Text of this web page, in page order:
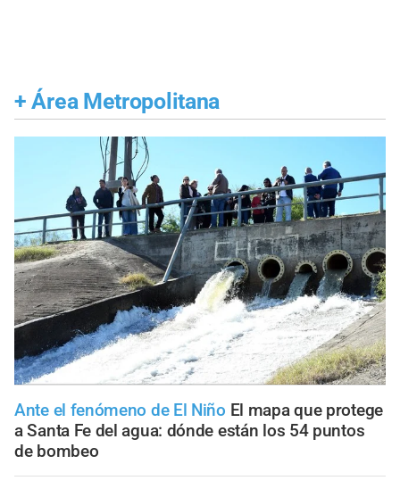
+ Área Metropolitana
Ante el fenómeno de El Niño El mapa que protege
a Santa Fe del agua: dónde están los 54 puntos
de bombeo